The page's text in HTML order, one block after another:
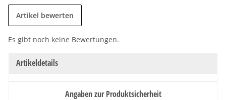
Artikel bewerten
Es gibt noch keine Bewertungen.
Artikeldetails
Angaben zur Produktsicherheit